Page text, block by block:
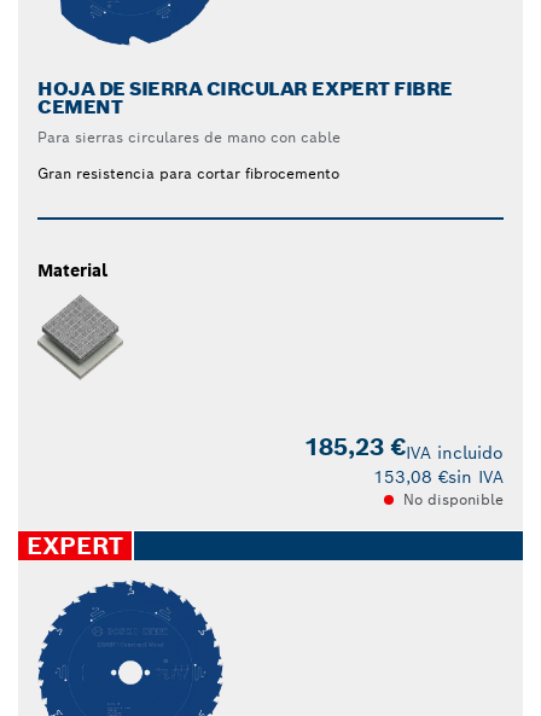
HOJA DE SIERRA CIRCULAR EXPERT FIBRE
CEMENT
Para sierras circulares de mano con cable
Gran resistencia para cortar fibrocemento
Material
185,23 €IVA incluido
153,08 €sin IVA
No disponible
EXPERT